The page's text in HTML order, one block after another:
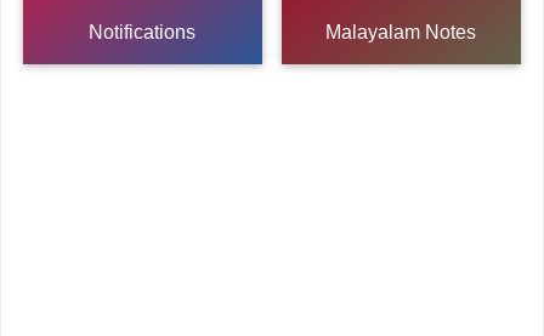
Notifications Malayalam Notes